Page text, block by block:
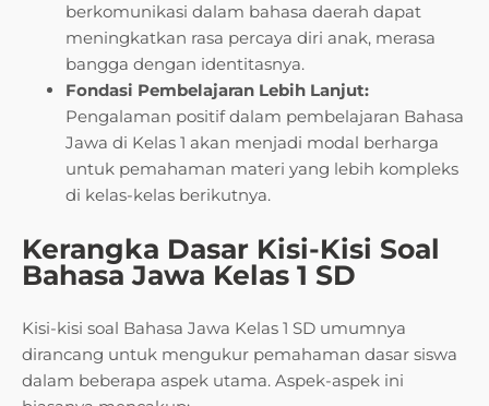
berkomunikasi dalam bahasa daerah dapat
meningkatkan rasa percaya diri anak, merasa
bangga dengan identitasnya.
Fondasi Pembelajaran Lebih Lanjut:
Pengalaman positif dalam pembelajaran Bahasa
Jawa di Kelas 1 akan menjadi modal berharga
untuk pemahaman materi yang lebih kompleks
di kelas-kelas berikutnya.
Kerangka Dasar Kisi-Kisi Soal
Bahasa Jawa Kelas 1 SD
Kisi-kisi soal Bahasa Jawa Kelas 1 SD umumnya
dirancang untuk mengukur pemahaman dasar siswa
dalam beberapa aspek utama. Aspek-aspek ini